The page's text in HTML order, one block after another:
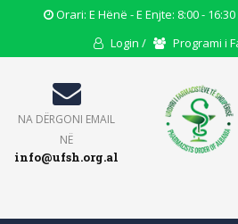
Opening
Orari: E Hënë - E Enjte: 8:00 -
User
Login /
Users
Programi i
Email
NA DËRGONI EMAIL
NË
info@ufsh.org.al